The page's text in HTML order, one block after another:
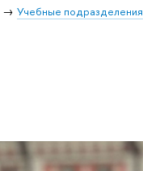
Учебные подразделения